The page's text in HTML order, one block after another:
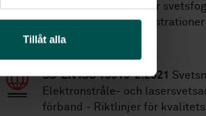
Tillåt alla
Flerspråkig ordlista för
svetsförband med illustrationer
17659:2002)
SS-EN ISO 13919-2:2021
Elektronstråle- och
förband - Riktlinjer för